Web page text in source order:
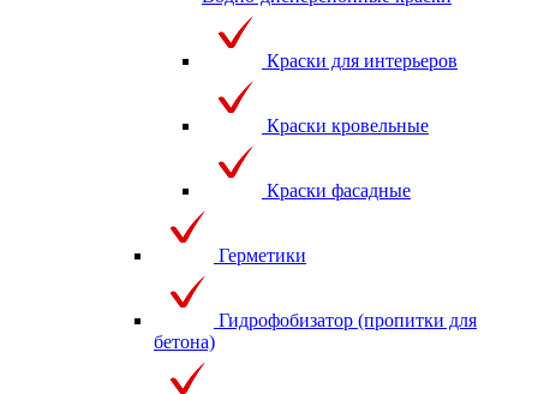
Краски для интерьеров
Краски кровельные
Краски фасадные
Герметики
Гидрофобизатор (пропитки для
бетона)